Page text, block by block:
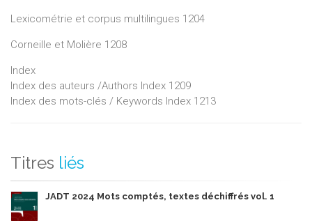
Lexicométrie et corpus multilingues 1204
Corneille et Molière 1208
Index
Index des auteurs /Authors Index 1209
Index des mots-clés / Keywords Index 1213
Titres liés
JADT 2024 Mots comptés, textes déchiffrés vol. 1